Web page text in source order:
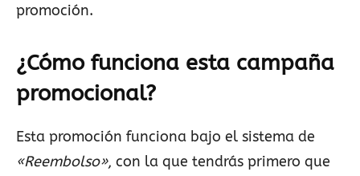
promoción.
¿Cómo funciona esta campaña
promocional?
Esta promoción funciona bajo el sistema de
«Reembolso», con la que tendrás primero que